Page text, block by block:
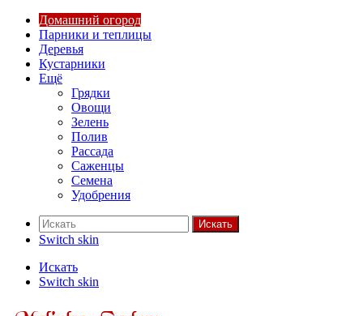
Домашний огород
Парники и теплицы
Деревья
Кустарники
Ещё
Грядки
Овощи
Зелень
Полив
Рассада
Саженцы
Семена
Удобрения
Искать
Switch skin
Искать
Switch skin